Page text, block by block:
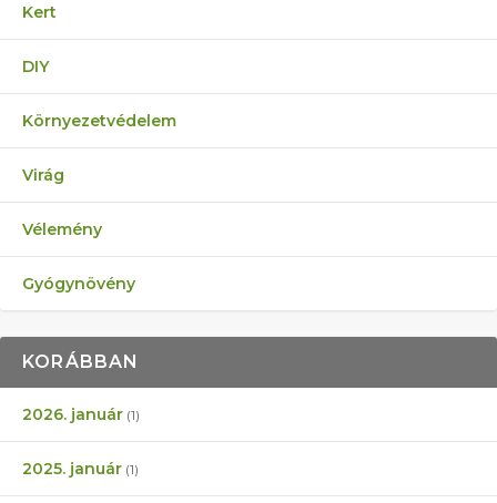
Kert
DIY
Környezetvédelem
Virág
Vélemény
Gyógynövény
KORÁBBAN
2026. január (1)
2025. január (1)